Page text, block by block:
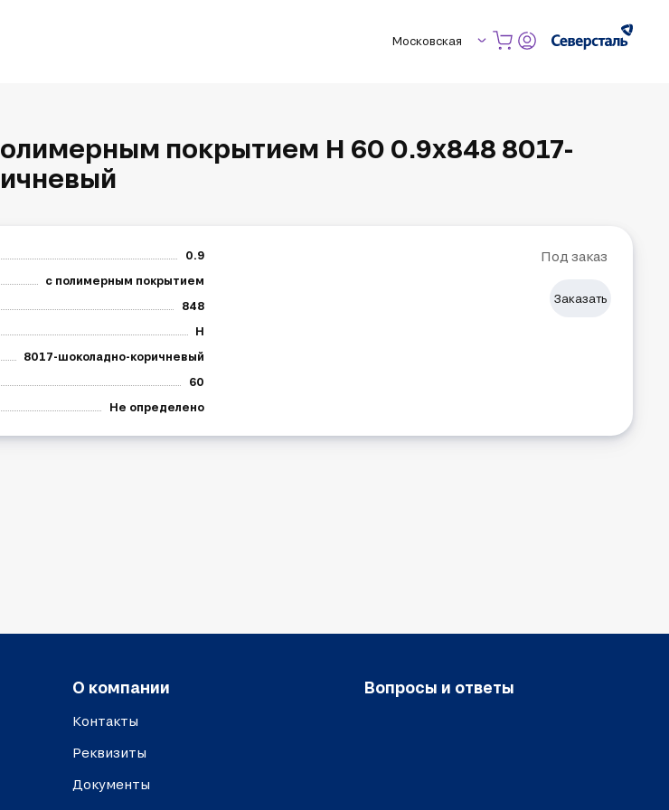
Московская
покрытием Н 60 0.9х848 8017-
Под заказ
Заказать
0.9
с полимерным покрытием
848
Н
8017-шоколадно-коричневый
60
Не определено
О компании
Контакты
Реквизиты
Документы
Вопросы и ответы